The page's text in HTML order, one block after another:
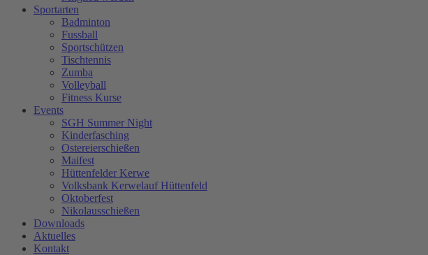
Sportarten
Badminton
Fussball
Sportschützen
Tischtennis
Zumba
Volleyball
Fitness Kurse
Events
SGH Summer Night
Kinderfasching
Ostereierschießen
Maifest
Hüttenfelder Kerwe
Volksbank Kerwelauf Hüttenfeld
Oktoberfest
Nikolausschießen
Downloads
Aktuelles
Kontakt